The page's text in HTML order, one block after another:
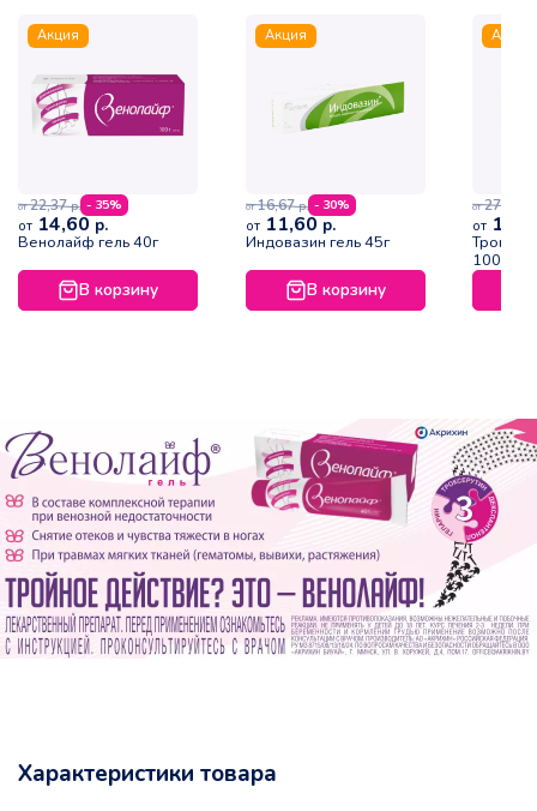
Акция
от 22,37р. - 35%
от 14,60 р.
Венолайф гель 40г
В корзину
Акция
от 16,67р. - 30%
от 11,60 р.
Индовазин гель 45г
В корзину
Акция
от 27,79
от
100г
Характеристики товара